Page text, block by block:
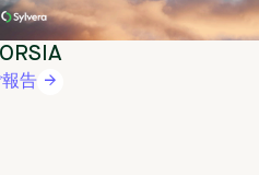
報告